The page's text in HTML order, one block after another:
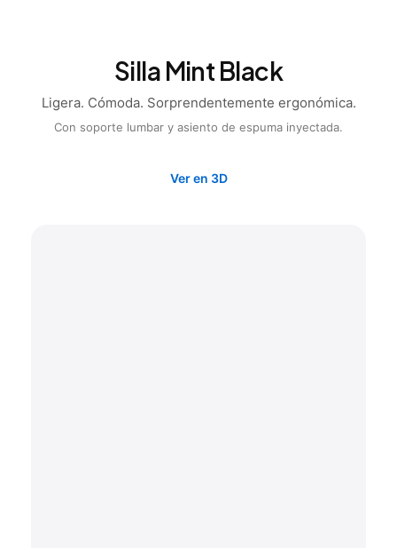
Silla Mint Black
Ligera. Cómoda. Sorprendentemente ergonómica.
Con soporte lumbar y asiento de espuma inyectada.
Ver en 3D